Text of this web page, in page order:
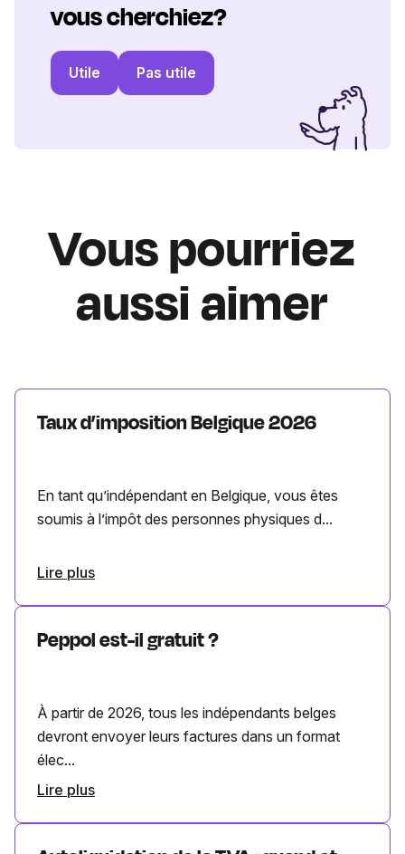
vous cherchiez?
Utile Pas utile
Vous pourriez
aussi aimer
Taux d’imposition Belgique 2026
En tant qu’indépendant en Belgique, vous êtes
soumis à l’impôt des personnes physiques d...
Lire plus
Peppol est-il gratuit ?
À partir de 2026, tous les indépendants belges
devront envoyer leurs factures dans un format
élec...
Lire plus